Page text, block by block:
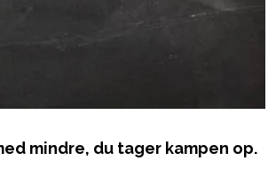
mindre, du tager kampen op.